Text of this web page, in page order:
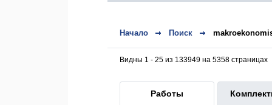
Начало Поиск
Видны 1 - 25 из 133949 на 5358 страницах
Работы